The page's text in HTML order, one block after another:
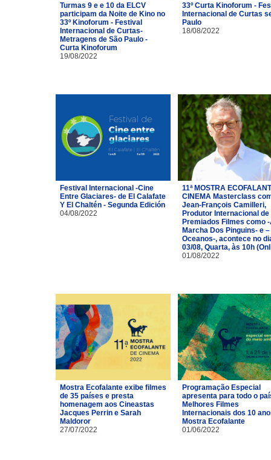
Turmas 9 e e 10 da ELCV
participam da Noite de Kino no
33º Kinoforum - Festival
Internacional de Curtas-
Metragens de São Paulo -
Curta Kinoforum
19/08/2022
33º Curta Kinoforum -
Internacional de Curtas
Paulo
18/08/2022
Festival Internacional -Cine
Entre Glaciares- de El Calafate
Y El Chaltén - Segunda Edición
04/08/2022
11ª MOSTRA
CINEMA Masterclass
Jean-François Camilleri,
Produtor Internacional de
Premiados Filmes como
Marcha Dos Pinguins- e –
Oceanos-, acontece no
03/08, Quarta, às 10h
01/08/2022
Mostra Ecofalante exibe filmes
de 35 países e presta
homenagem aos Cineastas
Jacques Perrin e Sarah
Maldoror
27/07/2022
Programação Especial
apresenta para todo o
Melhores Filmes
Internacionais dos 10
Mostra Ecofalante
01/06/2022